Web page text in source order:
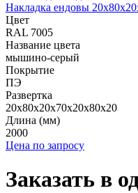
Накладка ендовы
Цвет
RAL 7005
Название цвета
мышино-серый
Покрытие
ПЭ
Развертка
20х80х20х70х20х80x20
Длина (мм)
2000
Цена по запросу
Заказать в